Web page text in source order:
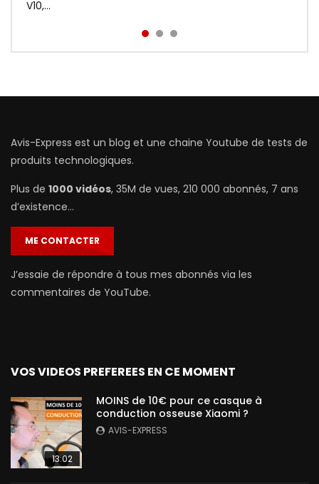
V10,...
prix : http://bit.ly/Redmi-Aird...
Avis-Express est un blog et une chaine Youtube de tests de
produits technologiques.
Plus de 1000 vidéos, 35M de vues, 210 000 abonnés, 7 ans
d’existence…
ME CONTACTER
J’essaie de répondre à tous mes abonnés via les
commentaires de YouTube.
VOS VIDEOS PREFEREES EN CE MOMENT
13:02
MOINS de 10€ pour ce casque à
conduction osseuse Xiaomi ?
AVIS-EXPRESS